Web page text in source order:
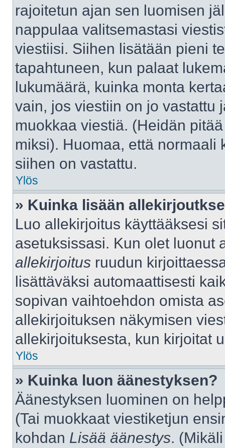
rajoitetun ajan sen luomisen
nappulaa valitsemastasi
viestiisi. Siihen lisätään pieni
tapahtuneen, kun palaat
lukumäärä, kuinka monta
vain, jos viestiin on jo vastattu
muokkaa viestiä. (Heidän
miksi). Huomaa, että normaali
siihen on vastattu.
Ylös
» Kuinka lisään
Luo allekirjoitus käyttääksesi
asetuksissasi. Kun olet luonut
allekirjoitus ruudun
lisättäväksi automaattisesti
sopivan vaihtoehdon omista
allekirjoituksen näkymisen
allekirjoituksesta, kun kirjoitat
Ylös
» Kuinka luon äänestyksen?
Äänestyksen luominen on
(Tai muokkaat viestiketjun
kohdan Lisää äänestys.